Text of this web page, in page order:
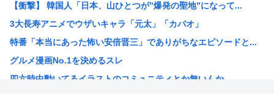
登山家「山で迷ったらとりあえず登れ」登山家「沢を見つけて...
なろうの王様キャラって無能ばかりじゃないか？
【悲報】ちいかわ映画、朝一上映終わって帰ろうとしたおじさ...
【共産党】募金中に中指がメガネに当たった？物理的に不可能...
【衝撃】 韓国人「日本、山ひとつが”爆発の聖地”になって...
3大長寿アニメでウザいキャラ「元太」「カバオ」
特番「本当にあった怖い安倍晋三」でありがちなエピソードと...
グルメ漫画No.1を決めるスレ
四六時中動いてるイラストのコミュニティとか無いんか